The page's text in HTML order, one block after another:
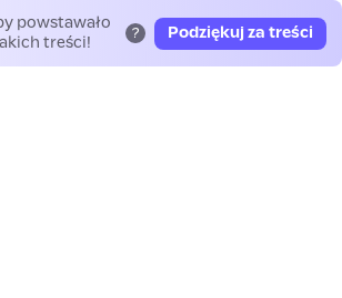
powstawało
treści!
? Podziękuj za treści